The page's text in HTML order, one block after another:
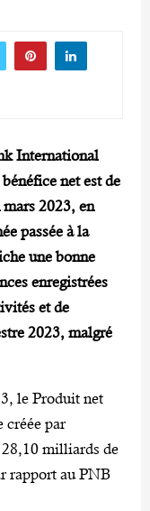
International
net est de
2023, en
passée à la
une bonne
enregistrées
et de
2023, malgré
le Produit net
créée par
28,10 milliards de
rapport au PNB